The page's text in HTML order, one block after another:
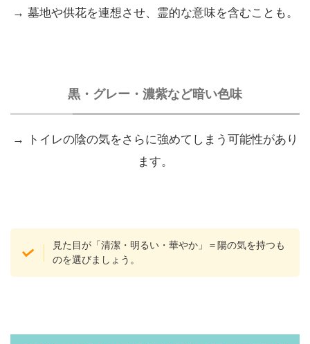
→ 墓地や供花を連想させ、霊的な意味を含むことも。
黒・グレー・濃紫など暗い色味
→ トイレの陰の気をさらに強めてしまう可能性があり
ます。
見た目が「清潔・明るい・華やか」＝陽の気を持つも
のを選びましょう。